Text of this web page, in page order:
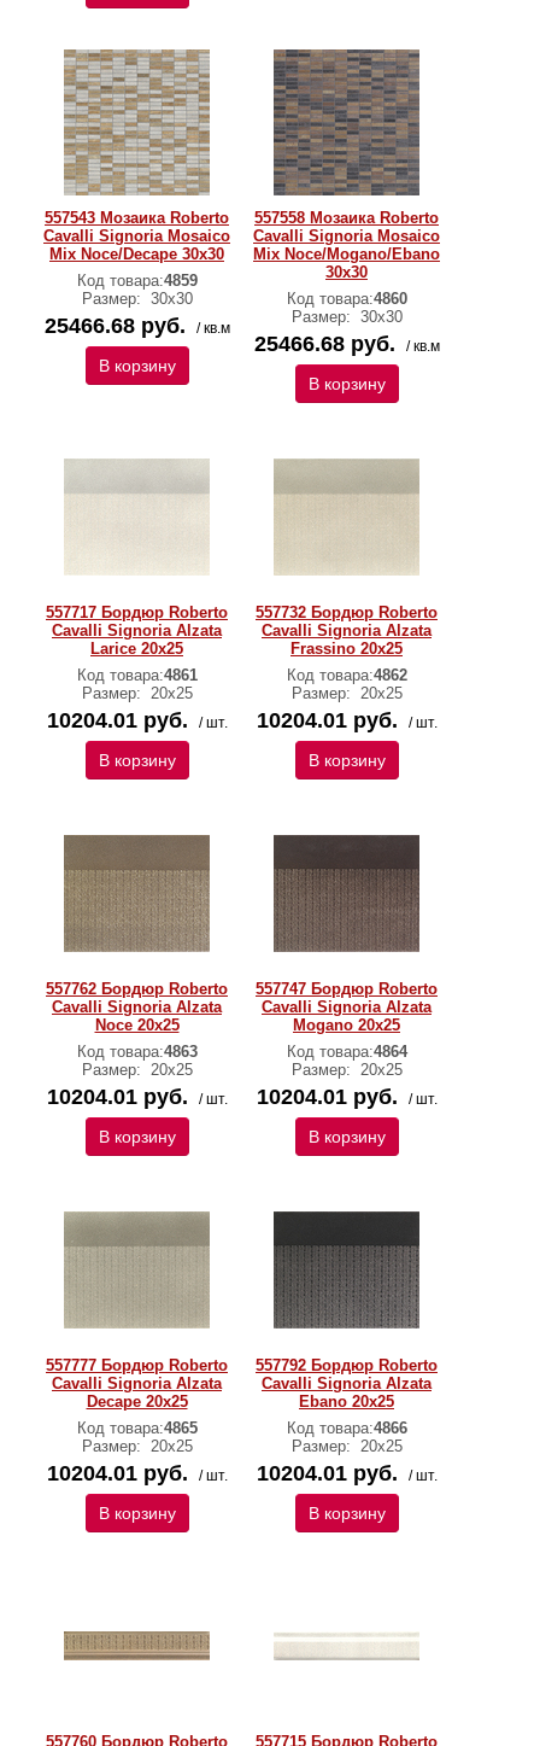
557543 Мозаика Roberto
Cavalli Signoria Mosaico
Mix Noce/Decape 30x30
Код товара:4859
Размер: 30x30
25466.68 руб. / кв.м
В корзину
557558 Мозаика Roberto
Cavalli Signoria Mosaico
Mix Noce/Mogano/Ebano
30x30
Код товара:4860
Размер: 30x30
25466.68 руб. / кв.м
В корзину
557717 Бордюр Roberto
Cavalli Signoria Alzata
Larice 20x25
Код товара:4861
Размер: 20x25
10204.01 руб. / шт.
В корзину
557732 Бордюр Roberto
Cavalli Signoria Alzata
Frassino 20x25
Код товара:4862
Размер: 20x25
10204.01 руб. / шт.
В корзину
557762 Бордюр Roberto
Cavalli Signoria Alzata
Noce 20х25
Код товара:4863
Размер: 20x25
10204.01 руб. / шт.
В корзину
557747 Бордюр Roberto
Cavalli Signoria Alzata
Mogano 20х25
Код товара:4864
Размер: 20x25
10204.01 руб. / шт.
В корзину
557777 Бордюр Roberto
Cavalli Signoria Alzata
Decape 20х25
Код товара:4865
Размер: 20x25
10204.01 руб. / шт.
В корзину
557792 Бордюр Roberto
Cavalli Signoria Alzata
Ebano 20x25
Код товара:4866
Размер: 20x25
10204.01 руб. / шт.
В корзину
557760 Бордюр Roberto
557715 Бордюр Roberto